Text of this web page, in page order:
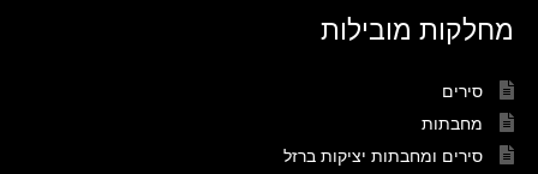
מחלקות מובילות
סירים
מחבתות
סירים ומחבתות יציקות ברזל